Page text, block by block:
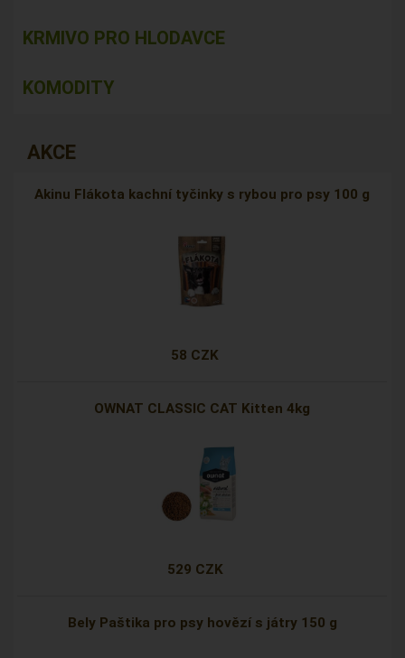
KRMIVO PRO HLODAVCE
KOMODITY
AKCE
Akinu Flákota kachní tyčinky s rybou pro psy 100 g
58 CZK
OWNAT CLASSIC CAT Kitten 4kg
529 CZK
Bely Paštika pro psy hovězí s játry 150 g